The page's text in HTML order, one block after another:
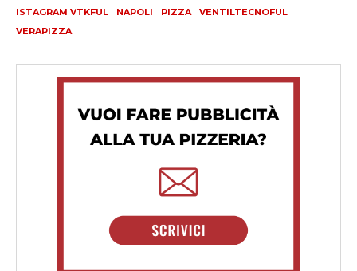
ISTAGRAM VTKFUL
NAPOLI PIZZA
VENTILTECNOFUL
VERAPIZZA